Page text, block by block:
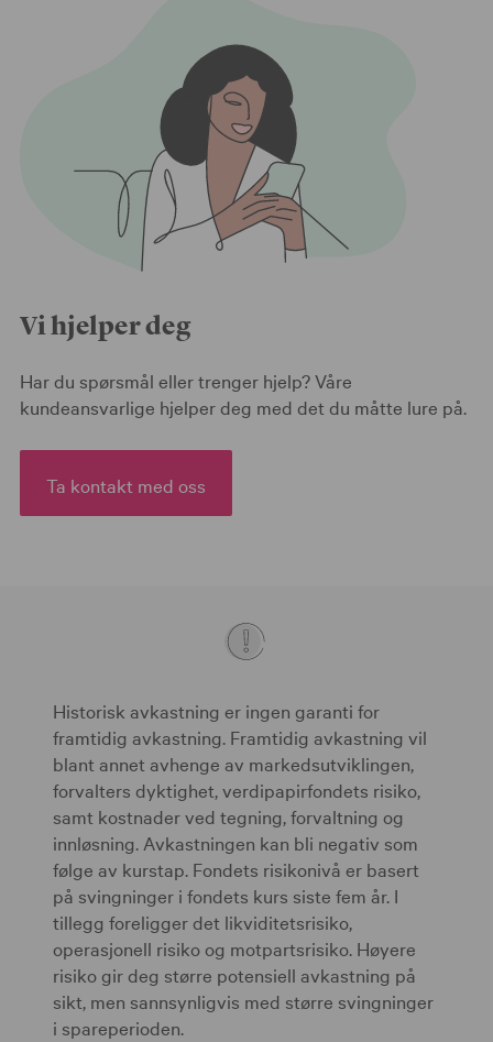
Vi hjelper deg
Har du spørsmål eller trenger hjelp? Våre
kundeansvarlige hjelper deg med det du måtte lure på.
Ta kontakt med oss
Historisk avkastning er ingen garanti for
framtidig avkastning. Framtidig avkastning vil
blant annet avhenge av markedsutviklingen,
forvalters dyktighet, verdipapirfondets risiko,
samt kostnader ved tegning, forvaltning og
innløsning. Avkastningen kan bli negativ som
følge av kurstap. Fondets risikonivå er basert
på svingninger i fondets kurs siste fem år. I
tillegg foreligger det likviditetsrisiko,
operasjonell risiko og motpartsrisiko. Høyere
risiko gir deg større potensiell avkastning på
sikt, men sannsynligvis med større svingninger
i spareperioden.